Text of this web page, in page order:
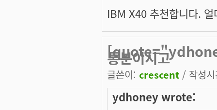
IBM X40 추천합니다.
통분이시고
글쓴이: crescent / 작성
ydhoney wrote: